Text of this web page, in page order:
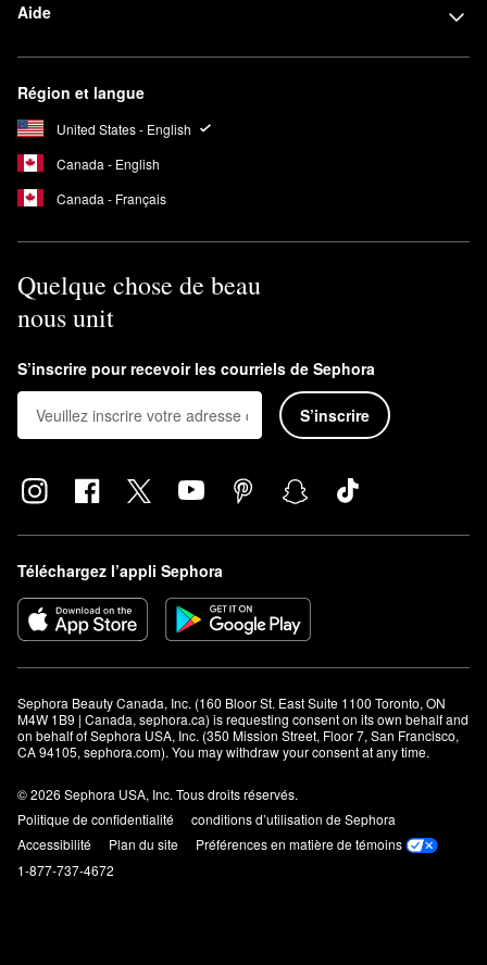
Aide
Région et langue
United States - English
Canada - English
Canada - Français
Quelque chose de beau
nous unit
S’inscrire pour recevoir les courriels de Sephora
S’inscrire
Téléchargez l’appli Sephora
Sephora Beauty Canada, Inc. (160 Bloor St. East Suite 1100 Toronto, ON
M4W 1B9 | Canada, sephora.ca) is requesting consent on its own behalf and
on behalf of Sephora USA, Inc. (350 Mission Street, Floor 7, San Francisco,
CA 94105, sephora.com). You may withdraw your consent at any time.
© 2026 Sephora USA, Inc. Tous droits réservés.
Politique de confidentialité
conditions d’utilisation de Sephora
Accessibilité
Plan du site
Préférences en matière de témoins
1-877-737-4672